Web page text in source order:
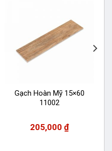
Gạch Hoàn Mỹ 15×60
11002
205,000 ₫